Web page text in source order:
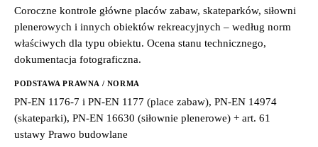
Coroczne kontrole główne placów zabaw, skateparków, siłowni
plenerowych i innych obiektów rekreacyjnych – według norm
właściwych dla typu obiektu. Ocena stanu technicznego,
dokumentacja fotograficzna.
PODSTAWA PRAWNA / NORMA
PN-EN 1176-7 i PN-EN 1177 (place zabaw), PN-EN 14974
(skateparki), PN-EN 16630 (siłownie plenerowe) + art. 61
ustawy Prawo budowlane